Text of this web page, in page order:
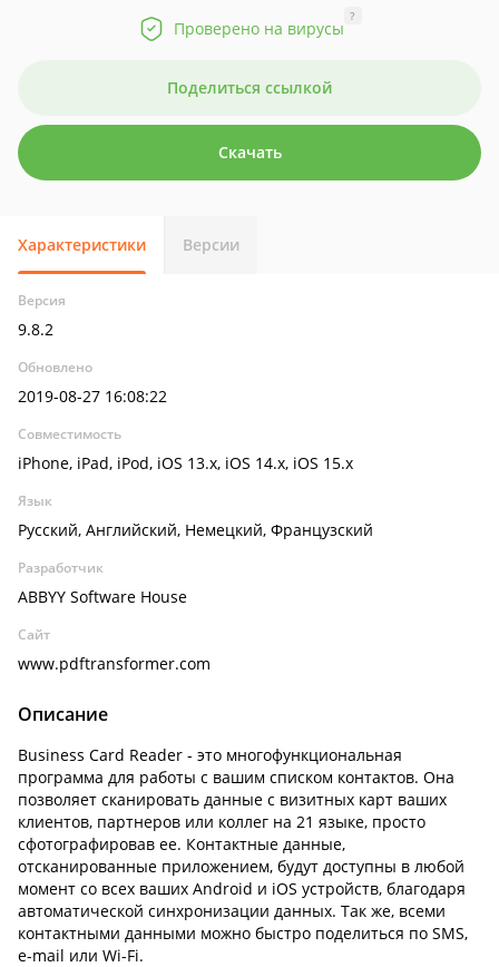
Проверено на вирусы
?
Поделиться ссылкой
Скачать
Характеристики Версии
Версия
9.8.2
Обновлено
2019-08-27 16:08:22
Совместимость
iPhone, iPad, iPod, iOS 13.x, iOS 14.x, iOS 15.x
Язык
Русский, Английский, Немецкий, Французский
Разработчик
ABBYY Software House
Сайт
www.pdftransformer.com
Описание
Business Card Reader - это многофункциональная
программа для работы с вашим списком контактов. Она
позволяет сканировать данные с визитных карт ваших
клиентов, партнеров или коллег на 21 языке, просто
сфотографировав ее. Контактные данные,
отсканированные приложением, будут доступны в любой
момент со всех ваших Android и iOS устройств, благодаря
автоматической синхронизации данных. Так же, всеми
контактными данными можно быстро поделиться по SMS,
e-mail или Wi-Fi.